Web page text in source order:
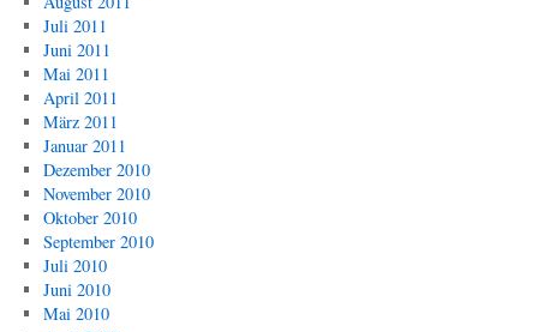
Juli 2011
Juni 2011
Mai 2011
April 2011
März 2011
Januar 2011
Dezember 2010
November 2010
Oktober 2010
September 2010
Juli 2010
Juni 2010
Mai 2010